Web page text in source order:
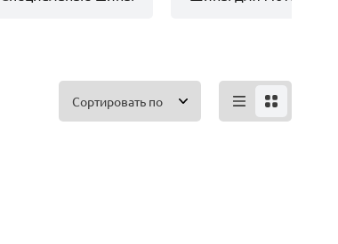
Сортировать по